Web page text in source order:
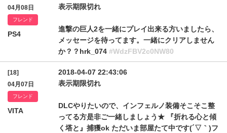
04月08日
フレンド
PS4
表示期限切れ
進撃の巨人2を一緒にプレイ出来る方いましたら、
メッセージを待ってます。一緒にクリアしません
か？？hrk_074 #WdzFBV2c0NW80
[18]
04月07日
フレンド
VITA
2018-04-07 22:43:06
表示期限切れ
DLCやりたいので、インフェルノ装備そこそこ整
ってる方是非ご一緒しましょう★ 『折れる心と傾
く塔と』捕獲ok ただいま部屋たて中です(´▽｀)フ